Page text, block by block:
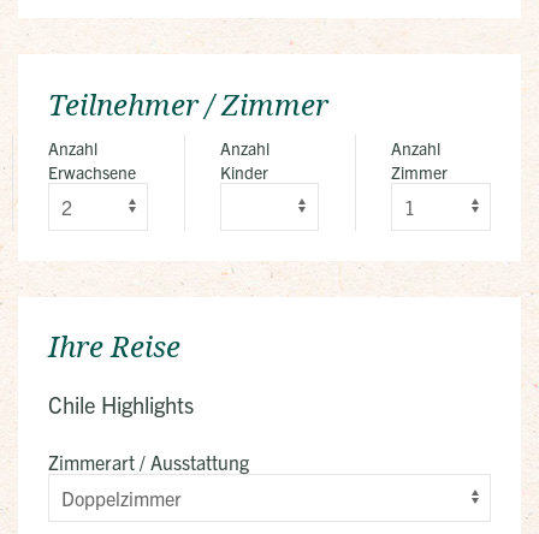
Teilnehmer / Zimmer
Anzahl
Erwachsene
Anzahl
Kinder
Anzahl
Zimmer
Ihre Reise
Chile Highlights
Zimmerart / Ausstattung